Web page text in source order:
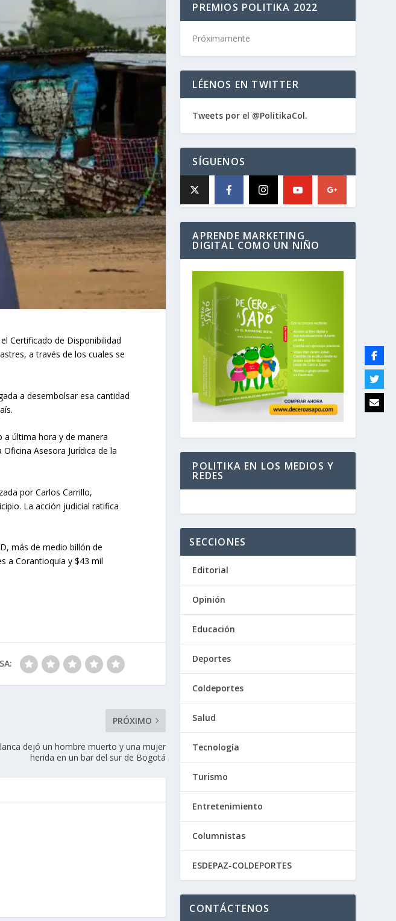
Certificado de Disponibilidad
a través de los cuales se
a desembolsar esa cantidad
última hora y de manera
Asesora Jurídica de la
por Carlos Carrillo,
La acción judicial ratifica
más de medio billón de
a Corantioquia y $43 mil
PRÓXIMO
dejó un hombre muerto y una mujer
herida en un bar del sur de Bogotá
PREMIOS POLITIKA 2022
Próximamente
LÉENOS EN TWITTER
Tweets por el @PolitikaCol.
SÍGUENOS
APRENDE MARKETING
DIGITAL COMO UN NIÑO
POLITIKA EN LOS MEDIOS Y
REDES
SECCIONES
Editorial
Opinión
Educación
Deportes
Coldeportes
Salud
Tecnología
Turismo
Entretenimiento
Columnistas
ESDEPAZ-COLDEPORTES
CONTÁCTENOS